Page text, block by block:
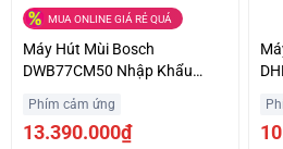
MUA ONLINE GIÁ RẺ QUÁ
Máy Hút Mùi Bosch
DWB77CM50 Nhập Khẩu
Tốt Hỗ Trợ Trả Góp
Phím cảm ứng
13.390.000₫